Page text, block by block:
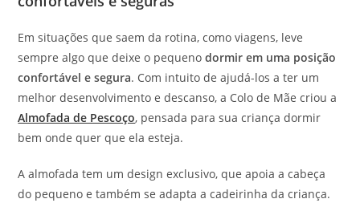
Em situações que saem da rotina, como viagens, leve
sempre algo que deixe o pequenodormir em uma posição
confortável e segura. Com intuito de ajudá-los a ter um
melhor desenvolvimento e descanso, a Colo de Mãe criou a
Almofada de Pescoço, pensada para sua criança dormir
bem onde quer que ela esteja.
A almofada tem um design exclusivo, que apoia a cabeça
do pequeno e também se adapta a cadeirinha da criança.